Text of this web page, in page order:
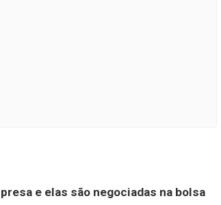
e elas são negociadas na bolsa